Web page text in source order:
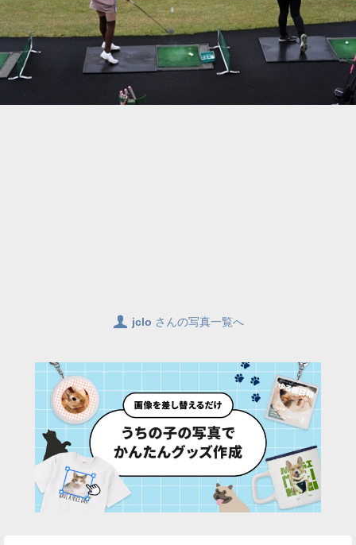
👤 jclo さんの写真一覧へ